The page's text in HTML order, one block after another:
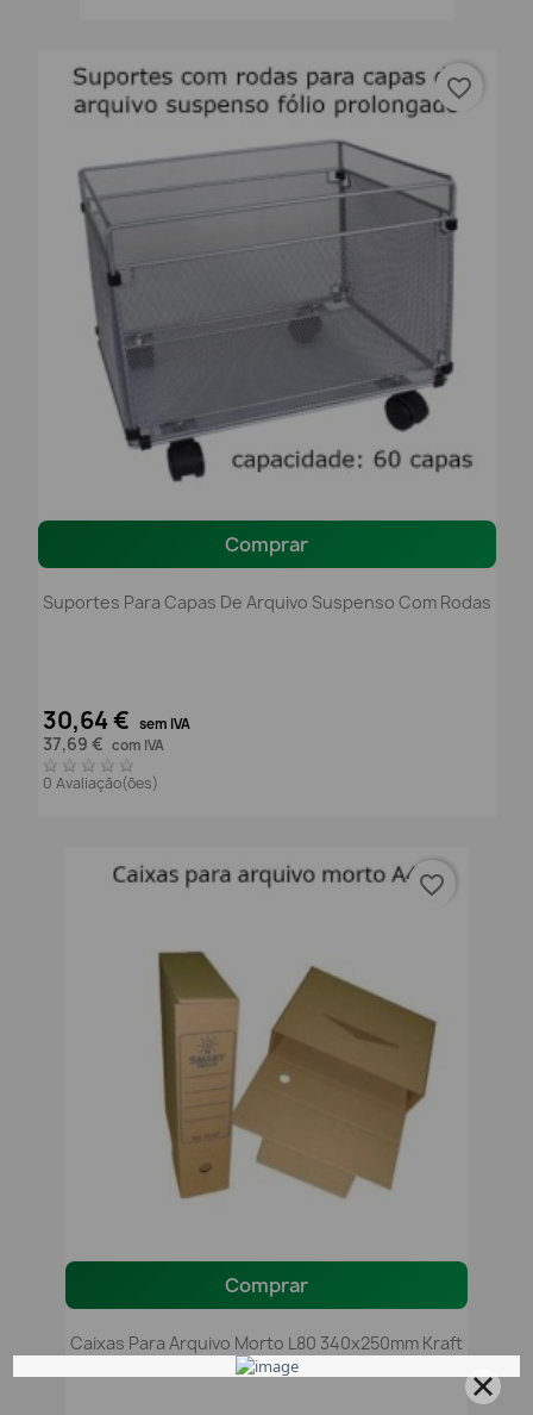
Comprar
Suportes Para Capas De Arquivo Suspenso Com Rodas
30,64 € sem IVA
37,69 € com IVA
0 Avaliação(ões)
favorite_border
Comprar
Caixas Para Arquivo Morto L80 340x250mm Kraft
favorite_border